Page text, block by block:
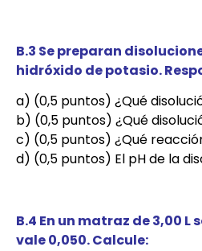
B.3 Se preparan
hidróxido de potasio.
a) (0,5 puntos) ¿Qué
b) (0,5 puntos) ¿Qué
c) (0,5 puntos) ¿Qué
d) (0,5 puntos) El pH de la
B.4 En un matraz de 3,00 L
vale 0,050. Calcule: